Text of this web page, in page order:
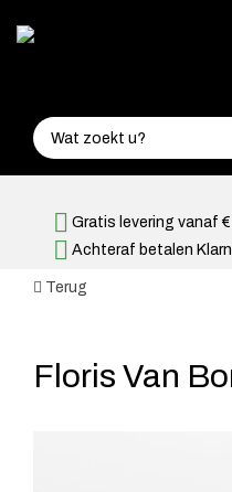
Gratis levering vanaf
Achteraf betalen
Terug
Floris Van